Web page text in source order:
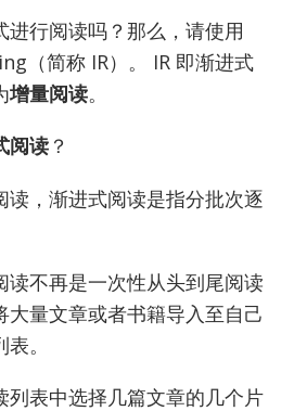
进行阅读吗？那么，请使用
（简称 IR）。 IR 即渐进式
增量阅读。
阅读 ？
读，渐进式阅读是指分批次逐
读不再是一次性从头到尾阅读
大量文章或者书籍导入至自己
。
列表中选择几篇文章的几个片